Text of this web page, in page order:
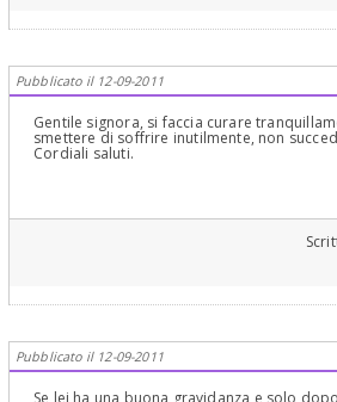
Pubblicato il 12-09-2011
Gentile signora, si faccia curare
smettere di soffrire inutilmente, non
Cordiali saluti.
Pubblicato il 12-09-2011
Se lei ha una buona gravidanza e solo